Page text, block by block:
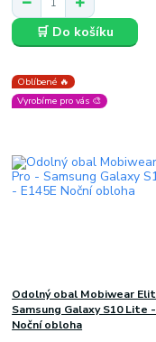
🛒 Do košíku
Oblíbené 🔥
Vyrobíme pro vás 🎨
Odolný obal Mobiwear
Samsung Galaxy S10 Lite -
Noční obloha